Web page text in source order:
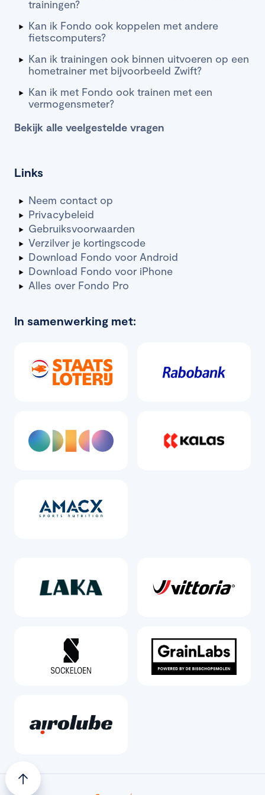
Links
Neem contact op
Privacybeleid
Gebruiksvoorwaarden
Verzilver je kortingscode
Download Fondo voor Android
Download Fondo voor iPhone
Alles over Fondo Pro
trainingen?
Kan ik Fondo ook koppelen met andere
fietscomputers?
Kan ik trainingen ook binnen uitvoeren op een
hometrainer met bijvoorbeeld Zwift?
Kan ik met Fondo ook trainen met een
vermogensmeter?
Bekijk alle veelgestelde vragen
In samenwerking met: